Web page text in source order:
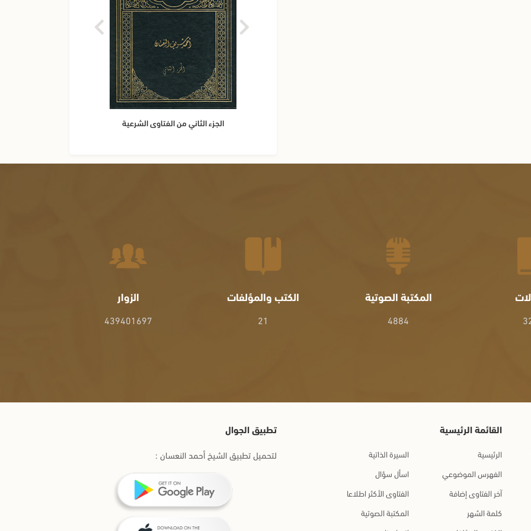
الجزء الثاني من الفتاوى الشرعية
المكتبة الصوتية
4884
الكتب والمؤلفات
21
الزوار
439401697
القائمة الرئيسية
الرئيسية
السيرة الذاتية
الفهرس الموضوعي
اسأل سؤال
آخر الفتاوى إضافة
الفتاوى الأكثر اطلاعا
كلمة الشهر
المكتبة الصوتية
تطبيق الجوال
لتحميل تطبيق الشيخ أحمد النعسان :